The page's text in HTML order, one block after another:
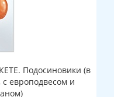
Подосиновики (в
с европодвесом и